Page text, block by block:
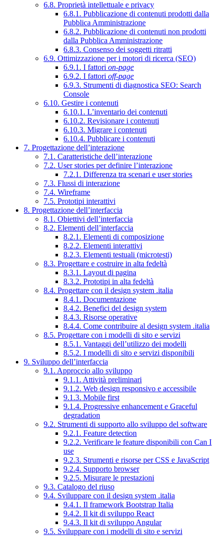
6.8. Proprietà intellettuale e privacy
6.8.1. Pubblicazione di contenuti prodotti dalla
Pubblica Amministrazione
6.8.2. Pubblicazione di contenuti non prodotti
dalla Pubblica Amministrazione
6.8.3. Consenso dei soggetti ritratti
6.9. Ottimizzazione per i motori di ricerca (SEO)
6.9.1. I fattori on-page
6.9.2. I fattori off-page
6.9.3. Strumenti di diagnostica SEO: Search
Console
6.10. Gestire i contenuti
6.10.1. L’inventario dei contenuti
6.10.2. Revisionare i contenuti
6.10.3. Migrare i contenuti
6.10.4. Pubblicare i contenuti
7. Progettazione dell’interazione
7.1. Caratteristiche dell’interazione
7.2. User stories per definire l’interazione
7.2.1. Differenza tra scenari e user stories
7.3. Flussi di interazione
7.4. Wireframe
7.5. Prototipi interattivi
8. Progettazione dell’interfaccia
8.1. Obiettivi dell’interfaccia
8.2. Elementi dell’interfaccia
8.2.1. Elementi di composizione
8.2.2. Elementi interattivi
8.2.3. Elementi testuali (microtesti)
8.3. Progettare e costruire in alta fedeltà
8.3.1. Layout di pagina
8.3.2. Prototipi in alta fedeltà
8.4. Progettare con il design system .italia
8.4.1. Documentazione
8.4.2. Benefici del design system
8.4.3. Risorse operative
8.4.4. Come contribuire al design system .italia
8.5. Progettare con i modelli di sito e servizi
8.5.1. Vantaggi dell’utilizzo dei modelli
8.5.2. I modelli di sito e servizi disponibili
9. Sviluppo dell’interfaccia
9.1. Approccio allo sviluppo
9.1.1. Attività preliminari
9.1.2. Web design responsivo e accessibile
9.1.3. Mobile first
9.1.4. Progressive enhancement e Graceful
degradation
9.2. Strumenti di supporto allo sviluppo del software
9.2.1. Feature detection
9.2.2. Verificare le feature disponibili con Can I
use
9.2.3. Strumenti e risorse per CSS e JavaScript
9.2.4. Supporto browser
9.2.5. Misurare le prestazioni
9.3. Catalogo del riuso
9.4. Sviluppare con il design system .italia
9.4.1. Il framework Bootstrap Italia
9.4.2. Il kit di sviluppo React
9.4.3. Il kit di sviluppo Angular
9.5. Sviluppare con i modelli di sito e servizi